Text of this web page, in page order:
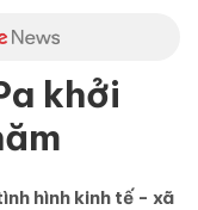
khởi
hình kinh tế - xã